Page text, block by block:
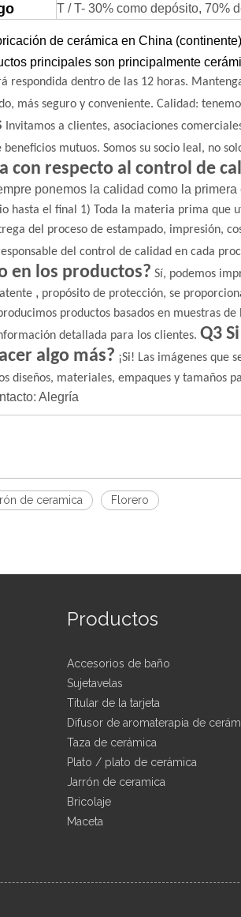
T / T- 30% como depósito, 70%
de cerámica en China
principales son principalmente
respondida dentro de las 12 horas.
más seguro y conveniente. Calidad:
Invitamos a clientes, asociaciones
beneficios mutuos. Somos su socio leal, no
con respecto al control de
ponemos la calidad como la primera
hasta el final
1) Toda la materia prima que
del proceso de estampado, impresión,
del control de calidad en cada
en los productos? Sí, podemos
, propósito de protección, se
productos basados ​​en muestras
detallada para los clientes. Q3
algo más? ¡Si! Las imágenes que
diseños, materiales, empaques y tamaños
Alegría
de ceramica Florero
Productos
Accesorios de baño
Sujetavelas
Titular de la tarjeta
Difusor de aromaterapia de
Taza de cerámica
Plato / plato de cerámica
Jarrón de ceramica
Bricolaje
Maceta